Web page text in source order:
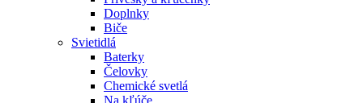
Doplnky
Biče
Svietidlá
Baterky
Čelovky
Chemické svetlá
Na kľúče